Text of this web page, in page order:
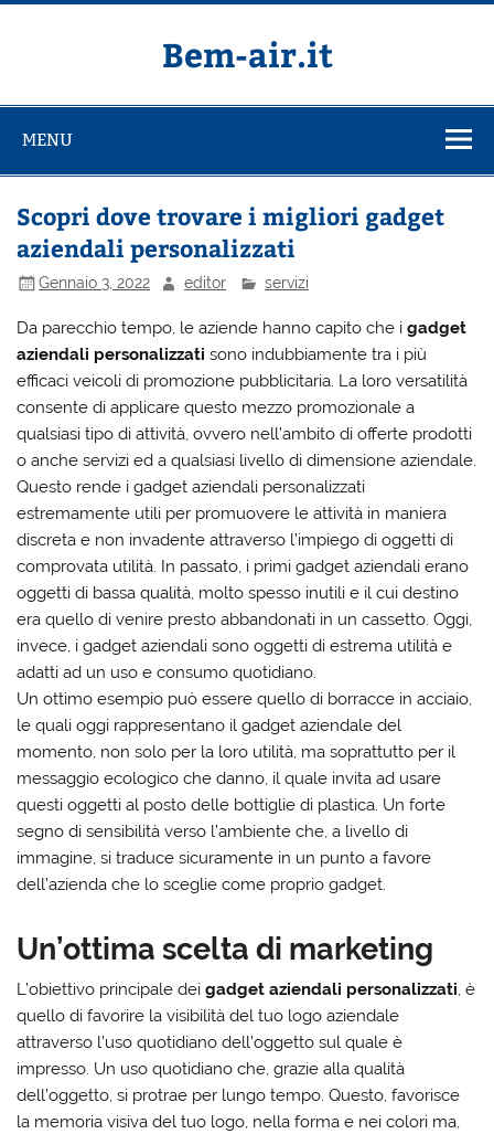
Salta
Bem-air.it
MENU
Scopri dove trovare i migliori gadget
aziendali personalizzati
Gennaio 3, 2022 editor servizi
Da parecchio tempo, le aziende hanno capito che igadget
aziendali personalizzati sono indubbiamente tra i più
efficaci veicoli di promozione pubblicitaria. La loro versatilità
consente di applicare questo mezzo promozionale a
qualsiasi tipo di attività, ovvero nell’ambito di offerte prodotti
o anche servizi ed a qualsiasi livello di dimensione aziendale.
Questo rende i gadget aziendali personalizzati
estremamente utili per promuovere le attività in maniera
discreta e non invadente attraverso l’impiego di oggetti di
comprovata utilità. In passato, i primi gadget aziendali erano
oggetti di bassa qualità, molto spesso inutili e il cui destino
era quello di venire presto abbandonati in un cassetto. Oggi,
invece, i gadget aziendali sono oggetti di estrema utilità e
adatti ad un uso e consumo quotidiano.
Un ottimo esempio può essere quello di borracce in acciaio,
le quali oggi rappresentano il gadget aziendale del
momento, non solo per la loro utilità, ma soprattutto per il
messaggio ecologico che danno, il quale invita ad usare
questi oggetti al posto delle bottiglie di plastica. Un forte
segno di sensibilità verso l’ambiente che, a livello di
immagine, si traduce sicuramente in un punto a favore
dell’azienda che lo sceglie come proprio gadget.
Un’ottima scelta di marketing
L’obiettivo principale deigadget aziendali personalizzati, è
quello di favorire la visibilità del tuo logo aziendale
attraverso l’uso quotidiano dell’oggetto sul quale è
impresso. Un uso quotidiano che, grazie alla qualità
dell’oggetto, si protrae per lungo tempo. Questo, favorisce
la memoria visiva del tuo logo, nella forma e nei colori ma,